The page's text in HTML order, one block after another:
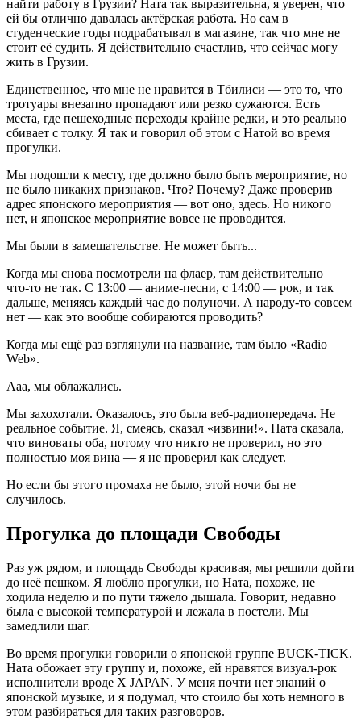
найти работу в Грузии? Ната так выразительна, я уверен, что
ей бы отлично давалась актёрская работа. Но сам в
студенческие годы подрабатывал в магазине, так что мне не
стоит её судить. Я действительно счастлив, что сейчас могу
жить в Грузии.
Единственное, что мне не нравится в Тбилиси — это то, что
тротуары внезапно пропадают или резко сужаются. Есть
места, где пешеходные переходы крайне редки, и это реально
сбивает с толку. Я так и говорил об этом с Натой во время
прогулки.
Мы подошли к месту, где должно было быть мероприятие, но
не было никаких признаков. Что? Почему? Даже проверив
адрес японского мероприятия — вот оно, здесь. Но никого
нет, и японское мероприятие вовсе не проводится.
Мы были в замешательстве. Не может быть...
Когда мы снова посмотрели на флаер, там действительно
что‑то не так. С 13:00 — аниме‑песни, с 14:00 — рок, и так
дальше, меняясь каждый час до полуночи. А народу-то совсем
нет — как это вообще собираются проводить?
Когда мы ещё раз взглянули на название, там было «Radio
Web».
Ааа, мы облажались.
Мы захохотали. Оказалось, это была веб‑радиопередача. Не
реальное событие. Я, смеясь, сказал «извини!». Ната сказала,
что виноваты оба, потому что никто не проверил, но это
полностью моя вина — я не проверил как следует.
Но если бы этого промаха не было, этой ночи бы не
случилось.
Прогулка до площади Свободы
Раз уж рядом, и площадь Свободы красивая, мы решили дойти
до неё пешком. Я люблю прогулки, но Ната, похоже, не
ходила неделю и по пути тяжело дышала. Говорит, недавно
была с высокой температурой и лежала в постели. Мы
замедлили шаг.
Во время прогулки говорили о японской группе BUCK‑TICK.
Ната обожает эту группу и, похоже, ей нравятся визуал‑рок
исполнители вроде X JAPAN. У меня почти нет знаний о
японской музыке, и я подумал, что стоило бы хоть немного в
этом разбираться для таких разговоров.